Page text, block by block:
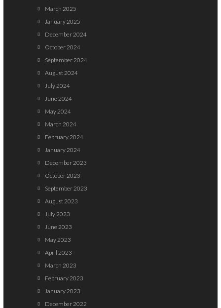
March 2025
January 2025
December 2024
October 2024
September 2024
August 2024
July 2024
June 2024
May 2024
March 2024
February 2024
January 2024
December 2023
October 2023
September 2023
August 2023
July 2023
June 2023
May 2023
April 2023
March 2023
February 2023
January 2023
December 2022